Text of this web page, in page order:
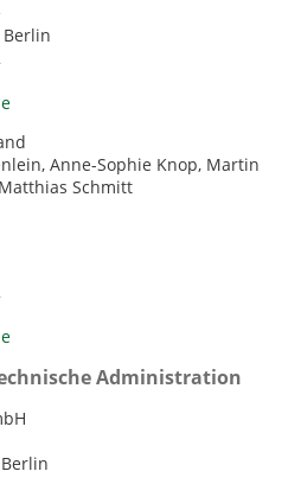
Berlin
Anne-Sophie Knop, Martin
Schmitt
Administration